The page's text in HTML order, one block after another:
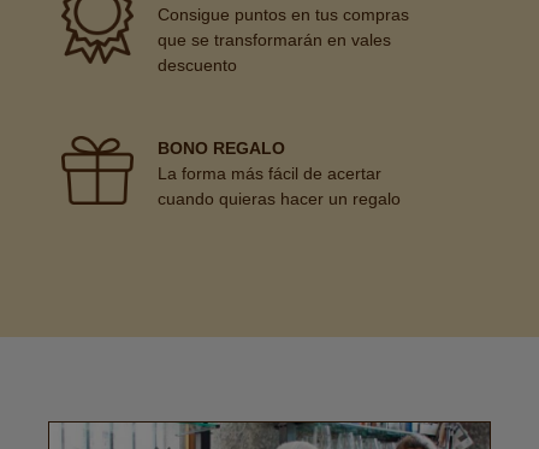
Consigue puntos en tus compras
que se transformarán en vales
descuento
BONO REGALO
La forma más fácil de acertar
cuando quieras hacer un regalo